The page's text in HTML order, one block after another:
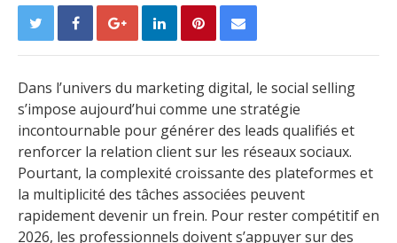
Dans l’univers du marketing digital, le social selling
s’impose aujourd’hui comme une stratégie
incontournable pour générer des leads qualifiés et
renforcer la relation client sur les réseaux sociaux.
Pourtant, la complexité croissante des plateformes et
la multiplicité des tâches associées peuvent
rapidement devenir un frein. Pour rester compétitif en
2026, les professionnels doivent s’appuyer sur des